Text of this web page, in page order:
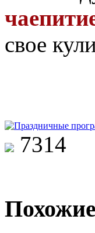
свое
7314